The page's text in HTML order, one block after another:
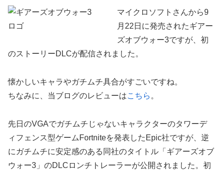
マイクロソフトさんから9
月22日に発売されたギアー
ズオブウォー3ですが、初
のストーリーDLCが配信されました。
懐かしいキャラやガチムチ具合がすごいですね。
ちなみに、当ブログのレビューはこちら 。
先日のVGAでガチムチじゃないキャラクターのタワーデ
ィフェンス型ゲームFortniteを発表したEpic社ですが、逆
にガチムチに安定感のある同社のタイトル「ギアーズオブ
ウォー3」のDLCロンチトレーラーが公開されました。初